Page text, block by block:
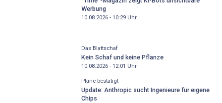
Werbung
10.08.2026 - 10:29Uhr
Das Blattschaf
Kein Schaf und keine Pflanze
10.08.2026 - 12:01 Uhr
Pläne bestätigt
Update: Anthropic sucht Ingenieure für eigene
Chips